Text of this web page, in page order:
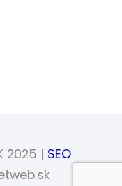
2025 | SEO